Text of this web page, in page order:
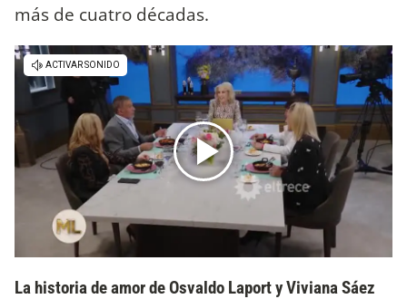
más de cuatro décadas.
La historia de amor de Osvaldo Laport y Viviana Sáez